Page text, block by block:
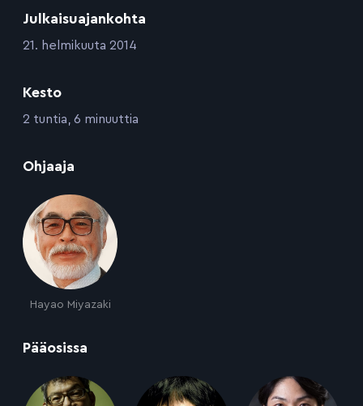
Julkaisuajankohta
:21. helmikuuta 2014
Kesto
:2 tuntia, 6 minuuttia
Ohjaaja
Hayao Miyazaki
Pääosissa